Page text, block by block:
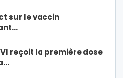
sur le vaccin
reçoit la première dose